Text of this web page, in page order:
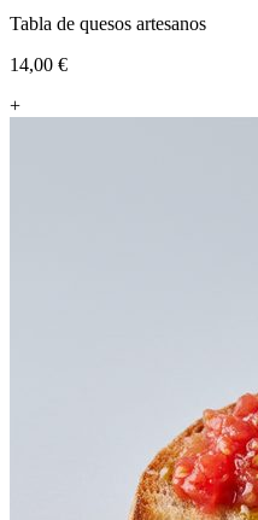
Tabla de quesos artesanos
14,00 €
+